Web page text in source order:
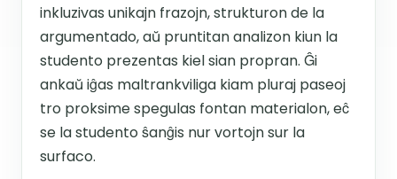
inkluzivas unikajn frazojn, strukturon de la
argumentado, aŭ pruntitan analizon kiun la
studento prezentas kiel sian propran. Ĝi
ankaŭ iĝas maltrankviliga kiam pluraj paseoj
tro proksime spegulas fontan materialon, eĉ
se la studento ŝanĝis nur vortojn sur la
surfaco.